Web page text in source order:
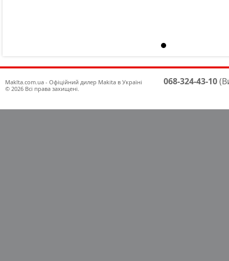
Maklta.com.ua - Офіційний дилер Makita в Україні
© 2026 Всі права захищені.
068-324-43-10